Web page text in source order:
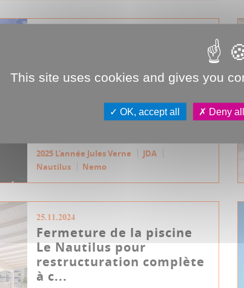
Embarquez en famille en compagnie
Ned Land, au son des créations po...
2025 L'année Jules Verne
JDA
Nautilus
Nemo
25.11.2024
Fermeture de la piscine
Le Nautilus pour
restructuration complète
à c...
This site uses cookies and gives you
OK, accept all Deny